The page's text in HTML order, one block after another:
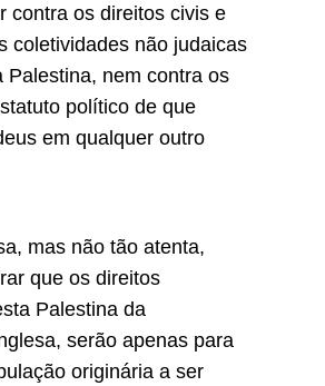
contra os direitos civis e
coletividades não judaicas
Palestina, nem contra os
político de que
em qualquer outro
mas não tão atenta,
que os direitos
Palestina da
serão apenas para
originária a ser